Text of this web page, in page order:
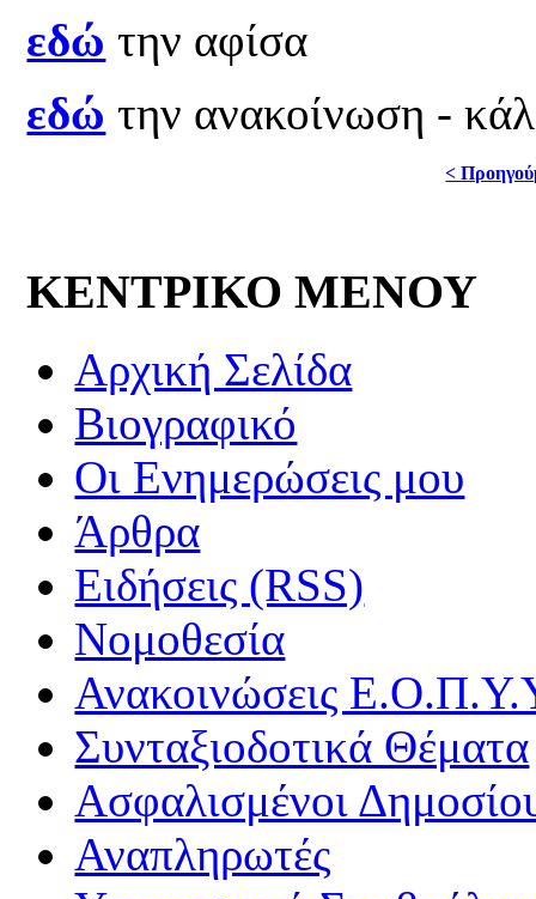
εδώ την αφίσα
εδώ την ανακοίνωση -
<
ΚΕΝΤΡΙΚΟ ΜΕΝΟΥ
Αρχική Σελίδα
Βιογραφικό
Οι Ενημερώσεις μου
Άρθρα
Ειδήσεις (RSS)
Νομοθεσία
Ανακοινώσεις
Συνταξιοδοτικά Θέματα
Ασφαλισμένοι
Αναπληρωτές